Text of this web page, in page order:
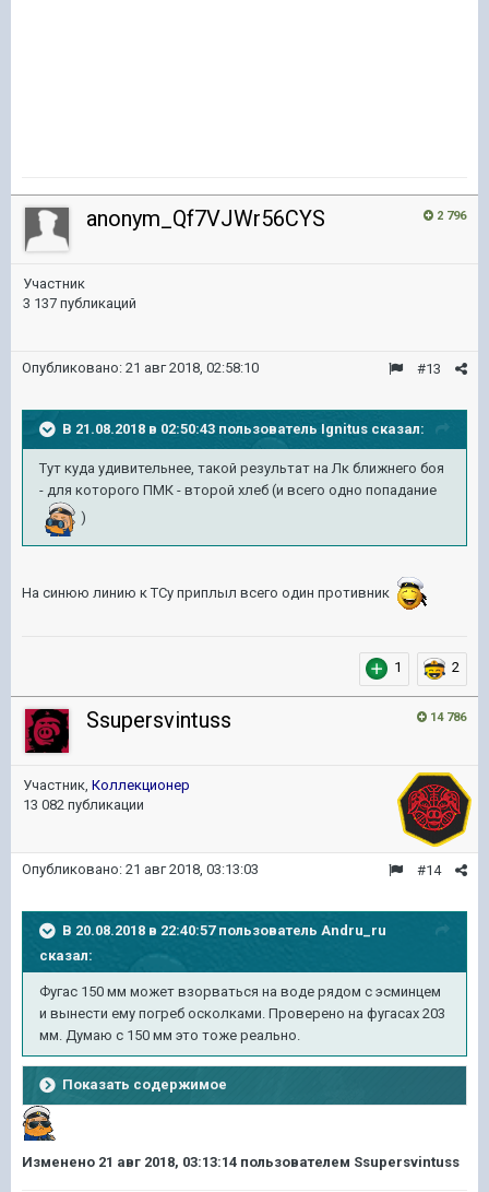
2 796
anonym_Qf7VJWr56CYS
Участник
3 137 публикаций
#13
Опубликовано: 21 авг 2018, 02:58:10
В 21.08.2018 в 02:50:43 пользователь Ignitus сказал:
Тут куда удивительнее, такой результат на Лк ближнего боя
- для которого ПМК - второй хлеб (и всего одно попадание
)
На синюю линию к ТСу приплыл всего один противник
1 2
14 786
Ssupersvintuss
Участник, Коллекционер
13 082 публикации
#14
Опубликовано: 21 авг 2018, 03:13:03
В 20.08.2018 в 22:40:57 пользователь Andru_ru
сказал:
Фугас 150 мм может взорваться на воде рядом с эсминцем
и вынести ему погреб осколками. Проверено на фугасах 203
мм. Думаю с 150 мм это тоже реально.
Показать содержимое
Изменено 21 авг 2018, 03:13:14 пользователем Ssupersvintuss